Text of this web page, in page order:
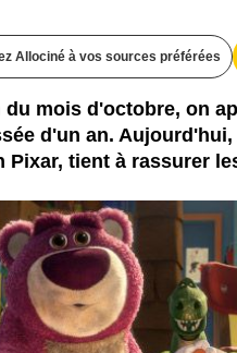
Allociné à vos sources préférées
du mois d'octobre, on
d'un an.
Pixar, tient à rassurer